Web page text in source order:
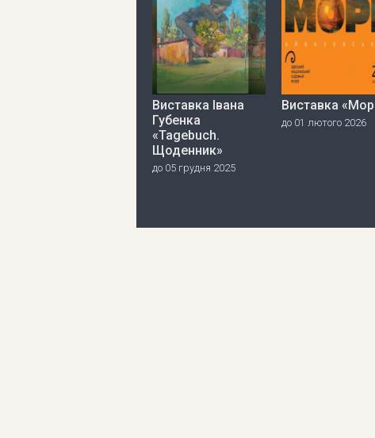
Виставка Івана
Губенка
«Tagebuch.
Щоденник»
до 05 грудня 2025
Виставка
до 01 лютого 2026